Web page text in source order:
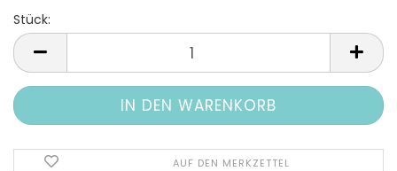
Stück:
Stück
AUF DEN MERKZETTEL